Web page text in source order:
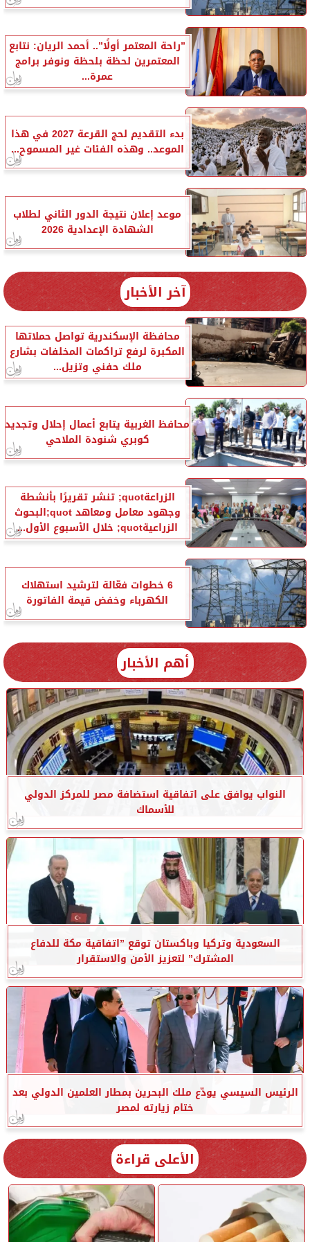
”راحة المعتمر أولًا”.. أحمد الريان: نتابع
المعتمرين لحظة بلحظة ونوفر برامج
عمرة...
بدء التقديم لحج القرعة 2027 في هذا
الموعد.. وهذه الفئات غير المسموح...
موعد إعلان نتيجة الدور الثاني لطلاب
الشهادة الإعدادية 2026
آخر الأخبار
محافظة الإسكندرية تواصل حملاتها
المكبرة لرفع تراكمات المخلفات بشارع
ملك حفني وتزيل...
محافظ الغربية يتابع أعمال إحلال وتجديد
كوبري شنودة الملاحي
الزراعةquot; تنشر تقريرًا بأنشطة
وجهود معامل ومعاهد quot;البحوث
الزراعيةquot; خلال الأسبوع الأول...
6 خطوات فعّالة لترشيد استهلاك
الكهرباء وخفض قيمة الفاتورة
أهم الأخبار
النواب يوافق على اتفاقية استضافة مصر للمركز الدولي
للأسماك
السعودية وتركيا وباكستان توقع ”اتفاقية مكة للدفاع
المشترك” لتعزيز الأمن والاستقرار
الرئيس السيسي يودّع ملك البحرين بمطار العلمين الدولي بعد
ختام زيارته لمصر
الأعلى قراءة